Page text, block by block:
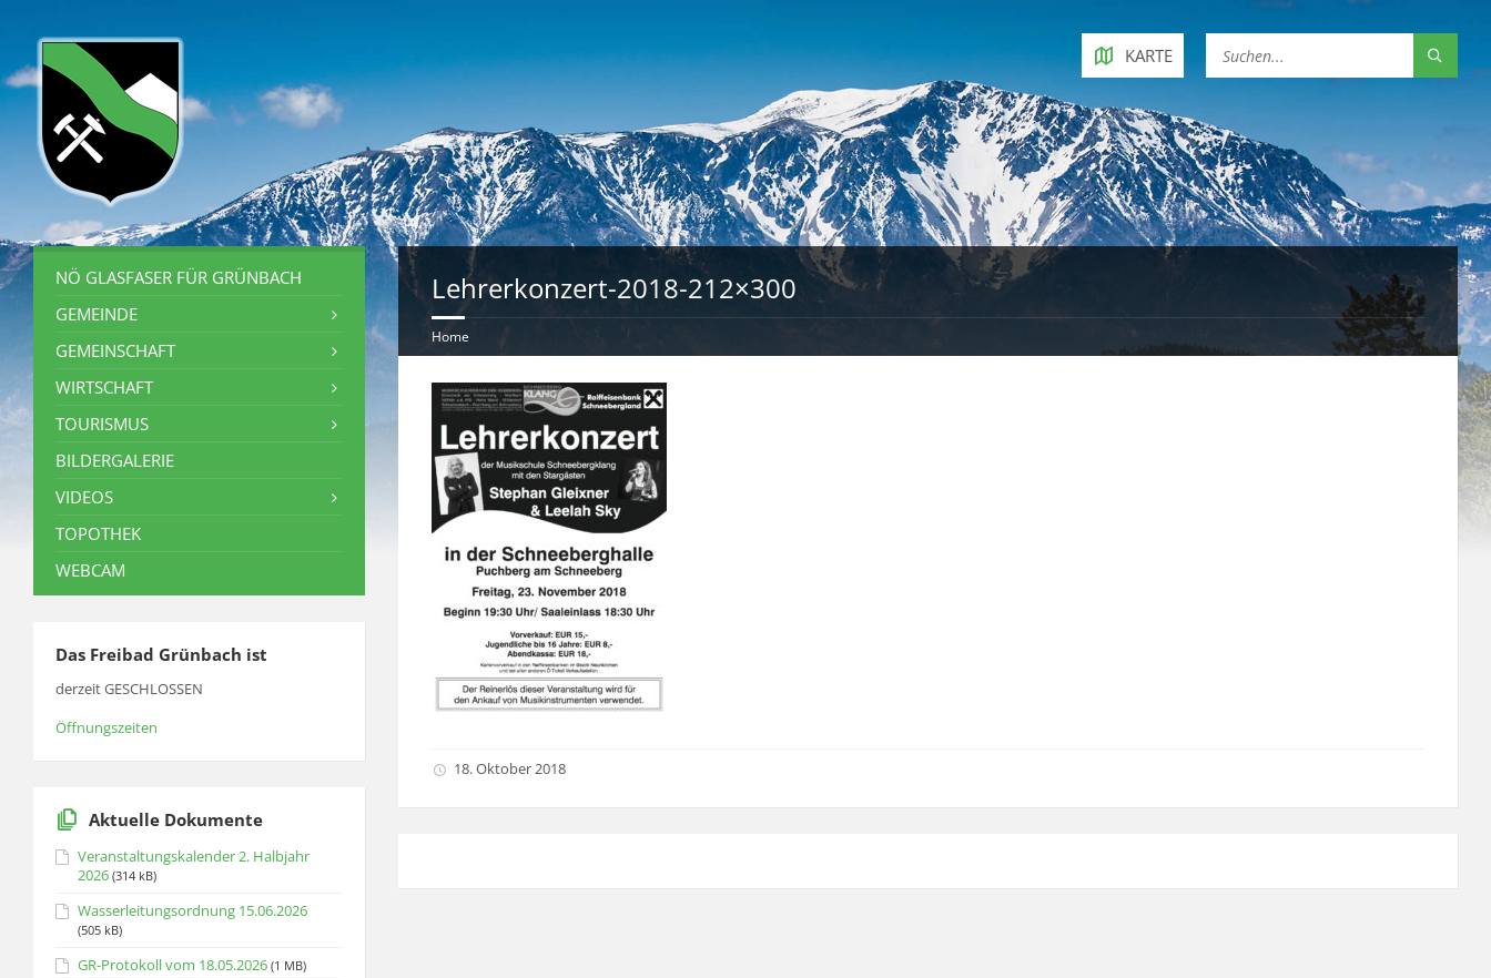
KARTE
Lehrerkonzert-2018-212×300
Home
18. Oktober 2018
NÖ GLASFASER FÜR GRÜNBACH
GEMEINDE
GEMEINSCHAFT
WIRTSCHAFT
TOURISMUS
BILDERGALERIE
VIDEOS
TOPOTHEK
WEBCAM
Das Freibad Grünbach ist
derzeit GESCHLOSSEN
Öffnungszeiten
Aktuelle Dokumente
Veranstaltungskalender 2. Halbjahr
2026 (314 kB)
Wasserleitungsordnung 15.06.2026
(505 kB)
GR-Protokoll vom 18.05.2026 (1 MB)